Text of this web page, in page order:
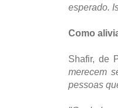
esperado.
Como
Shafir, de
merecem
pessoas